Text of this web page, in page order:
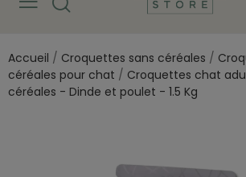
Accueil Croquettes sans céréales
céréales pour chat
Croquettes chat
céréales - Dinde et poulet - 1.5 Kg